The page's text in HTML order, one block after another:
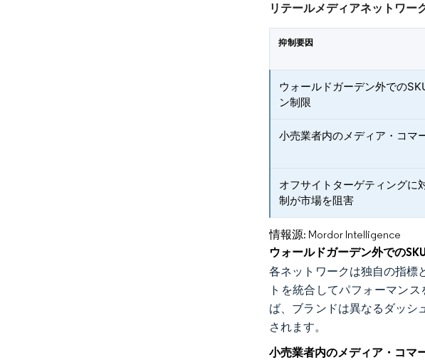
リテールメディアネットワー
抑制要因
ウォールドガーデン外での
ン制限
小売業者内のメディア・コマ
オフサイトターゲティングに
制が市場を阻害
情報源: Mordor Intelligence
ウォールドガーデン外での
各ネットワークは独自の指標
トを統合してパフォーマン
ば、ブランドは異なるダッシ
されます。
小売業者内のメディア・コマ